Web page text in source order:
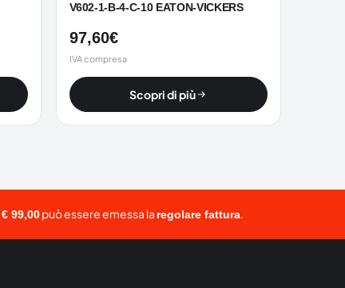
V602-1-B-4-C-10 EATON-VICKERS
97,60€
IVA compresa
Scopri di più
€ 99,00può essere emessa la regolare fattura.